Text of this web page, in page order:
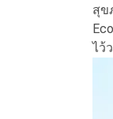
สุข
ไว้